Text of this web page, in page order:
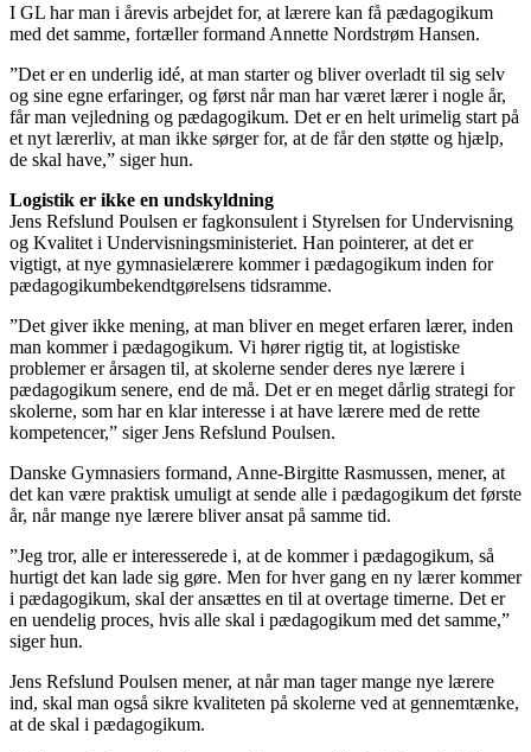
I GL har man i årevis arbejdet for, at lærere kan få pædagogikum
med det samme, fortæller formand Annette Nordstrøm Hansen.
”Det er en underlig idé, at man starter og bliver overladt til sig selv
og sine egne erfaringer, og først når man har været lærer i nogle år,
får man vejledning og pædagogikum. Det er en helt urimelig start på
et nyt lærerliv, at man ikke sørger for, at de får den støtte og hjælp,
de skal have,” siger hun.
Logistik er ikke en undskyldning
Jens Refslund Poulsen er fagkonsulent i Styrelsen for Undervisning
og Kvalitet i Undervisningsministeriet. Han pointerer, at det er
vigtigt, at nye gymnasielærere kommer i pædagogikum inden for
pædagogikumbekendtgørelsens tidsramme.
”Det giver ikke mening, at man bliver en meget erfaren lærer, inden
man kommer i pædagogikum. Vi hører rigtig tit, at logistiske
problemer er årsagen til, at skolerne sender deres nye lærere i
pædagogikum senere, end de må. Det er en meget dårlig strategi for
skolerne, som har en klar interesse i at have lærere med de rette
kompetencer,” siger Jens Refslund Poulsen.
Danske Gymnasiers formand, Anne-Birgitte Rasmussen, mener, at
det kan være praktisk umuligt at sende alle i pædagogikum det første
år, når mange nye lærere bliver ansat på samme tid.
”Jeg tror, alle er interesserede i, at de kommer i pædagogikum, så
hurtigt det kan lade sig gøre. Men for hver gang en ny lærer kommer
i pædagogikum, skal der ansættes en til at overtage timerne. Det er
en uendelig proces, hvis alle skal i pædagogikum med det samme,”
siger hun.
Jens Refslund Poulsen mener, at når man tager mange nye lærere
ind, skal man også sikre kvaliteten på skolerne ved at gennemtænke,
at de skal i pædagogikum.